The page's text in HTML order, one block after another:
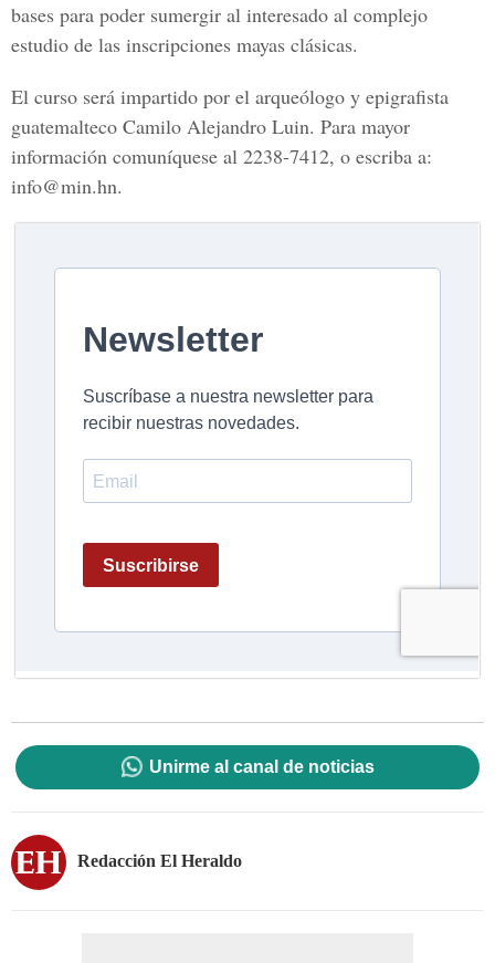
bases para poder sumergir al interesado al complejo
estudio de las inscripciones mayas clásicas.
El curso será impartido por el arqueólogo y epigrafista
guatemalteco Camilo Alejandro Luin. Para mayor
información comuníquese al 2238-7412, o escriba a:
info@min.hn.
Unirme al canal de noticias
Redacción El Heraldo